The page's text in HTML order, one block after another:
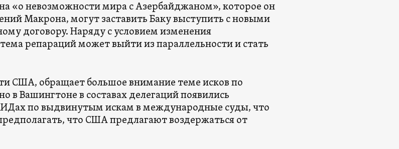
«о невозможности мира с Азербайджаном», которое он
Макрона, могут заставить Баку выступить с новыми
договору. Наряду с условием изменения
репараций может выйти из параллельности и стать
США, обращает большое внимание теме исков по
в Вашингтоне в составах делегаций появились
по выдвинутым искам в международные суды, что
что США предлагают воздержаться от